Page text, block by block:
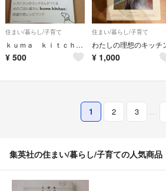
住まい/暮らし/子育て
ｋｕｍａ ｋｉｔｃｈｅｎとっておき愛犬レシピ
¥ 500
住まい/暮らし/子育て
わたしの理想のキッチ
¥ 1,000
1 2 3 …
集英社の住まい/暮らし/子育ての人気商品